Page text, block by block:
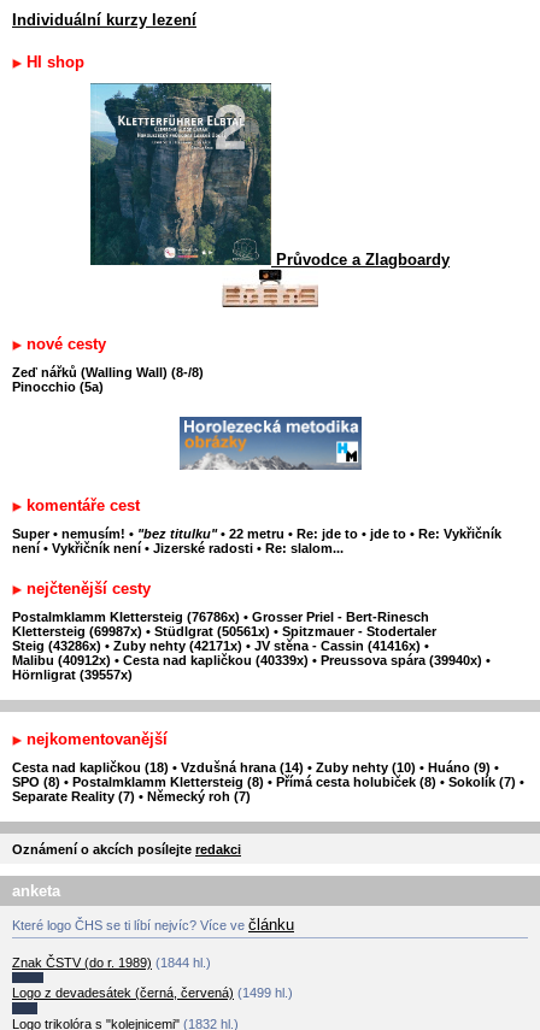
Individuální kurzy lezení
HI shop
Průvodce a Zlagboardy
nové cesty
Zeď nářků (Walling Wall) (8-/8)
Pinocchio (5a)
komentáře cest
Super • nemusím! • "bez titulku" • 22 metru • Re: jde to • jde to • Re: Vykřičník
není • Vykřičník není • Jizerské radosti • Re: slalom...
nejčtenější cesty
Postalmklamm Klettersteig (76786x) • Grosser Priel - Bert-Rinesch
Klettersteig (69987x) • Stüdlgrat (50561x) • Spitzmauer - Stodertaler
Steig (43286x) • Zuby nehty (42171x) • JV stěna - Cassin (41416x) •
Malibu (40912x) • Cesta nad kapličkou (40339x) • Preussova spára (39940x) •
Hörnligrat (39557x)
nejkomentovanější
Cesta nad kapličkou (18) • Vzdušná hrana (14) • Zuby nehty (10) • Huáno (9) •
SPO (8) • Postalmklamm Klettersteig (8) • Přímá cesta holubiček (8) • Sokolík (7) •
Separate Reality (7) • Německý roh (7)
Oznámení o akcích posílejte redakci
anketa
Které logo ČHS se ti líbí nejvíc? Více ve článku
Znak ČSTV (do r. 1989) (1844 hl.)
Logo z devadesátek (černá, červená) (1499 hl.)
Logo trikolóra s "kolejnicemi" (1832 hl.)